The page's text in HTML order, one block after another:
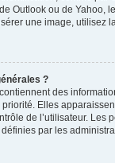
Outlook ou de Yahoo,
une image, utilisez
?
des
Elles
de l’utilisateur. Les
par les